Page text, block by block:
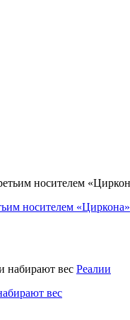
носителем «Циркона»
Реалии
вес